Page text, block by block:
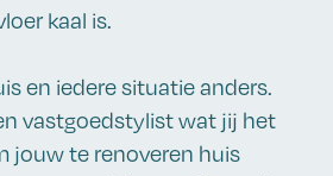
kaal is.
en iedere situatie anders.
vastgoedstylist wat jij het
jouw te renoveren huis